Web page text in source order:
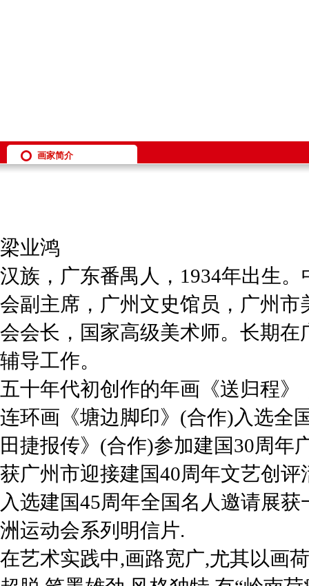
画家简介
梁业鸿
汉族，广东番禺人，1934年出生
会副主席，广州文史馆员，广州
会会长，国家高级美术师。长期
辅导工作。
五十年代初创作的年画《送归程
连环画《塘边脚印》(合作)入选全
田捷报传》(合作)参加建国30周年
获广州市迎接建国40周年文艺创
入选建国45周年全国名人邀请展
洲运动会系列明信片.
在艺术实践中,画路宽广,尤其以画